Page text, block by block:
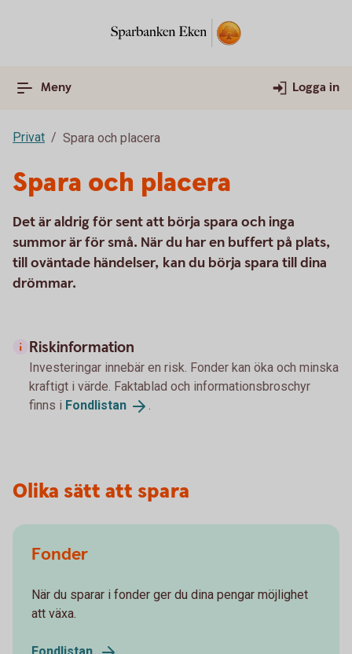
Meny Logga in
Privat Spara och placera
Spara och placera
Det är aldrig för sent att börja spara och inga
summor är för små. När du har en buffert på plats,
till oväntade händelser, kan du börja spara till dina
drömmar.
Riskinformation
Investeringar innebär en risk. Fonder kan öka och minska
kraftigt i värde. Faktablad och informationsbroschyr
finns i Fondlistan .
Olika sätt att spara
Fonder
När du sparar i fonder ger du dina pengar möjlighet
att växa.